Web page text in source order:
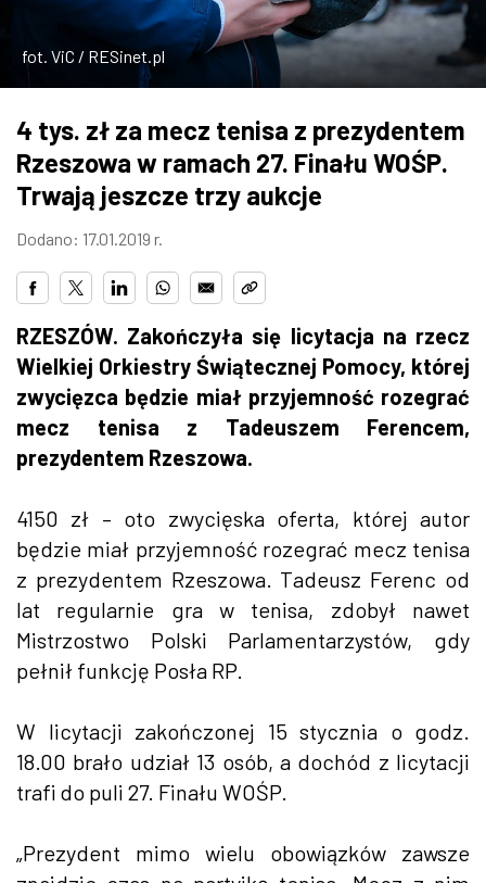
ZDJĘCIA
W RZESZOWIE
fot. ViC / RESinet.pl
4 tys. zł za mecz tenisa z prezydentem
Rzeszowa w ramach 27. Finału WOŚP.
Trwają jeszcze trzy aukcje
Dodano: 17.01.2019 r.
RZESZÓW. Zakończyła się licytacja na rzecz
Wielkiej Orkiestry Świątecznej Pomocy, której
zwycięzca będzie miał przyjemność rozegrać
mecz tenisa z Tadeuszem Ferencem,
prezydentem Rzeszowa.
4150 zł – oto zwycięska oferta, której autor
będzie miał przyjemność rozegrać mecz tenisa
z prezydentem Rzeszowa. Tadeusz Ferenc od
lat regularnie gra w tenisa, zdobył nawet
Mistrzostwo Polski Parlamentarzystów, gdy
pełnił funkcję Posła RP.
W licytacji zakończonej 15 stycznia o godz.
18.00 brało udział 13 osób, a dochód z licytacji
trafi do puli 27. Finału WOŚP.
„Prezydent mimo wielu obowiązków zawsze